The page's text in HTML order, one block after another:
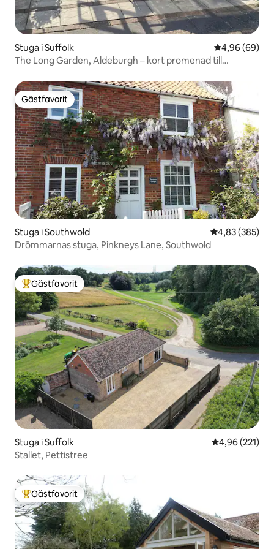
Stuga i Suffolk 4,96 av 5 i
4,96 (69)
The Long Garden, Aldeburgh – kort promenad till
Gästfavorit
Gästfavorit
Stuga i Southwold 4,83 av 5 i
4,83 (385)
Drömmarnas stuga, Pinkneys Lane, Southwold
Populär gästfavorit
Gästfavorit
Stuga i Suffolk 4,96 av 5 i
4,96 (221)
Stallet, Pettistree
Populär gästfavorit
Gästfavorit